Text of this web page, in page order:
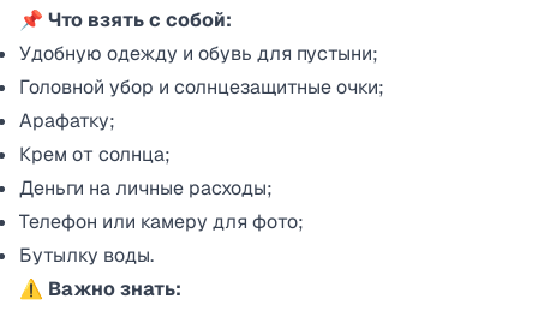
📌 Что взять с собой:
Удобную одежду и обувь для пустыни;
Головной убор и солнцезащитные очки;
Арафатку;
Крем от солнца;
Деньги на личные расходы;
Телефон или камеру для фото;
Бутылку воды.
⚠️ Важно знать: